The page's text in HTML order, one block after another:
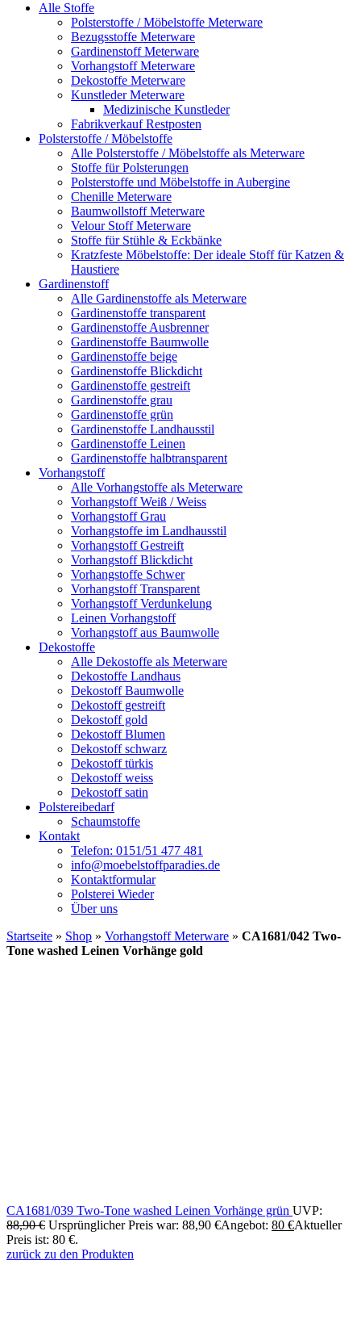
Alle Stoffe
Polsterstoffe / Möbelstoffe Meterware
Bezugsstoffe Meterware
Gardinenstoff Meterware
Vorhangstoff Meterware
Dekostoffe Meterware
Kunstleder Meterware
Medizinische Kunstleder
Fabrikverkauf Restposten
Polsterstoffe / Möbelstoffe
Alle Polsterstoffe / Möbelstoffe als Meterware
Stoffe für Polsterungen
Polsterstoffe und Möbelstoffe in Aubergine
Chenille Meterware
Baumwollstoff Meterware
Velour Stoff Meterware
Stoffe für Stühle & Eckbänke
Kratzfeste Möbelstoffe: Der ideale Stoff für Katzen &
Haustiere
Gardinenstoff
Alle Gardinenstoffe als Meterware
Gardinenstoffe transparent
Gardinenstoffe Ausbrenner
Gardinenstoffe Baumwolle
Gardinenstoffe beige
Gardinenstoffe Blickdicht
Gardinenstoffe gestreift
Gardinenstoffe grau
Gardinenstoffe grün
Gardinenstoffe Landhausstil
Gardinenstoffe Leinen
Gardinenstoffe halbtransparent
Vorhangstoff
Alle Vorhangstoffe als Meterware
Vorhangstoff Weiß / Weiss
Vorhangstoff Grau
Vorhangstoffe im Landhausstil
Vorhangstoff Gestreift
Vorhangstoff Blickdicht
Vorhangstoffe Schwer
Vorhangstoff Transparent
Vorhangstoff Verdunkelung
Leinen Vorhangstoff
Vorhangstoff aus Baumwolle
Dekostoffe
Alle Dekostoffe als Meterware
Dekostoffe Landhaus
Dekostoff Baumwolle
Dekostoff gestreift
Dekostoff gold
Dekostoff Blumen
Dekostoff schwarz
Dekostoff türkis
Dekostoff weiss
Dekostoff satin
Polstereibedarf
Schaumstoffe
Kontakt
Telefon: 0151/51 477 481
info@moebelstoffparadies.de
Kontaktformular
Polsterei Wieder
Über uns
Startseite » Shop » Vorhangstoff Meterware » CA1681/042 Two-
Tone washed Leinen Vorhänge gold
CA1681/039 Two-Tone washed Leinen Vorhänge grün UVP:
88,90€ Ursprünglicher Preis war: 88,90 €Angebot: 80 €Aktueller
Preis ist: 80 €.
zurück zu den Produkten